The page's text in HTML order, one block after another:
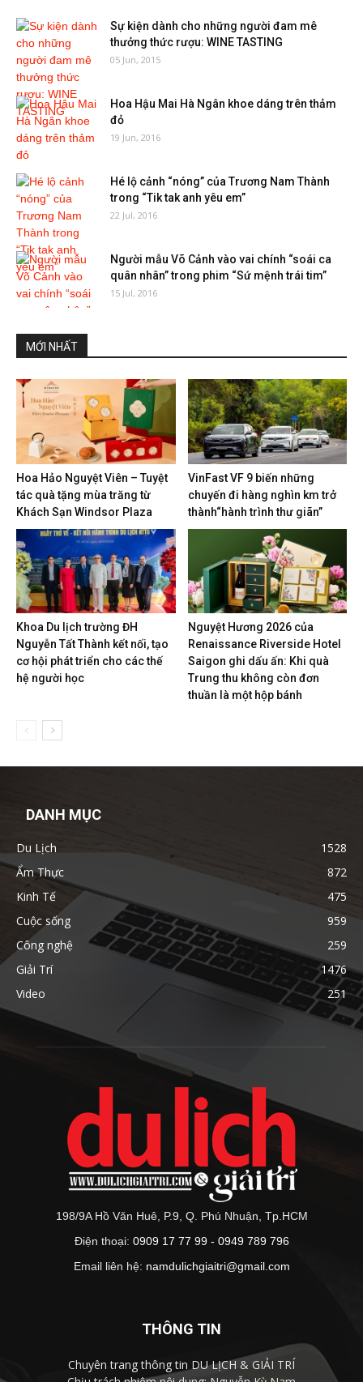
Sự kiện dành cho những người đam mê
thưởng thức rượu: WINE TASTING
05 Jun, 2015
Hoa Hậu Mai Hà Ngân khoe dáng trên thảm
đỏ
19 Jun, 2016
Hé lộ cảnh “nóng” của Trương Nam Thành
trong “Tik tak anh yêu em”
22 Jul, 2016
Người mẫu Võ Cảnh vào vai chính “soái ca
quân nhân” trong phim “Sứ mệnh trái tim”
15 Jul, 2016
MỚI NHẤT
Hoa Hảo Nguyệt Viên – Tuyệt
tác quà tặng mùa trăng từ
Khách Sạn Windsor Plaza
VinFast VF 9 biến những
chuyến đi hàng nghìn km trở
thành“hành trình thư giãn”
Khoa Du lịch trường ĐH
Nguyễn Tất Thành kết nối, tạo
cơ hội phát triển cho các thế
hệ người học
Nguyệt Hương 2026 của
Renaissance Riverside Hotel
Saigon ghi dấu ấn: Khi quà
Trung thu không còn đơn
thuần là một hộp bánh
DANH MỤC
Du Lịch
1528
Ẩm Thực
872
Kinh Tế
475
Cuộc sống
959
Công nghệ
259
Giải Trí
1476
Video
251
198/9A Hồ Văn Huê, P.9, Q. Phú Nhuận, Tp.HCM
Điện thoại: 0909 17 77 99 - 0949 789 796
Email liên hệ: namdulichgiaitri@gmail.com
THÔNG TIN
Chuyên trang thông tin DU LỊCH & GIẢI TRÍ